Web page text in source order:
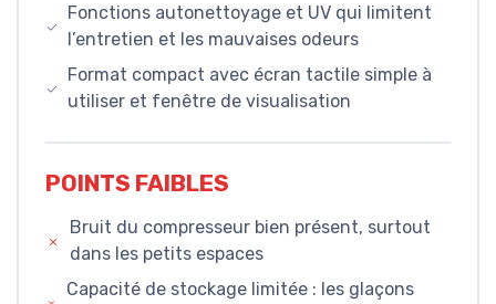
Fonctions autonettoyage et UV qui limitent
l’entretien et les mauvaises odeurs
Format compact avec écran tactile simple à
utiliser et fenêtre de visualisation
POINTS FAIBLES
Bruit du compresseur bien présent, surtout
dans les petits espaces
Capacité de stockage limitée : les glaçons